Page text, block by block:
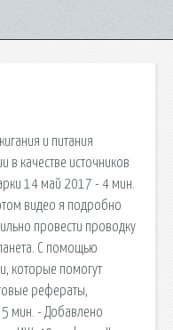
и питания
в качестве источников
14 май 2017 - 4 мин.
видео я подробно
провести проводку
С помощью
которые помогут
рефераты,
мин. - Добавлено